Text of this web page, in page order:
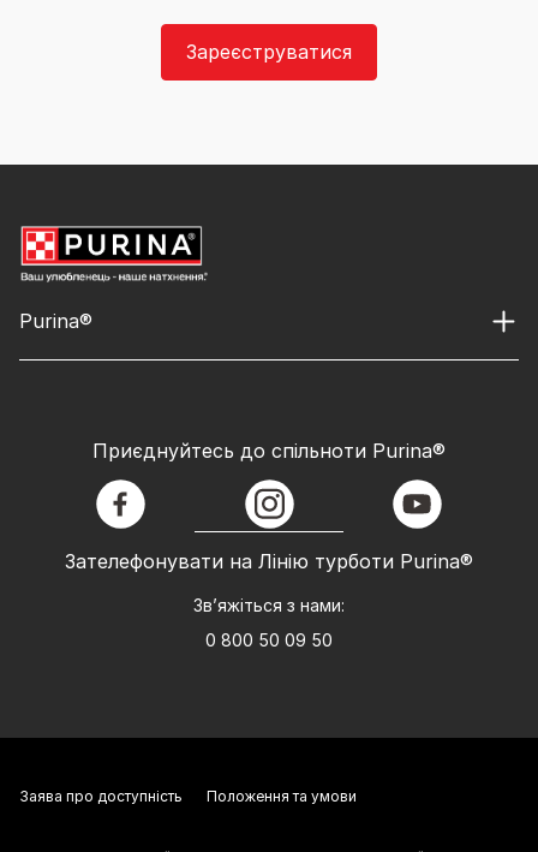
Зареєструватися
Purina®
Зателефонувати на Лінію турботи Purina®
Зв’яжіться з нами:
0 800 50 09 50
Приєднуйтесь до спільноти Purina®
facebook instagram youtube
Заява про доступність Положення та умови